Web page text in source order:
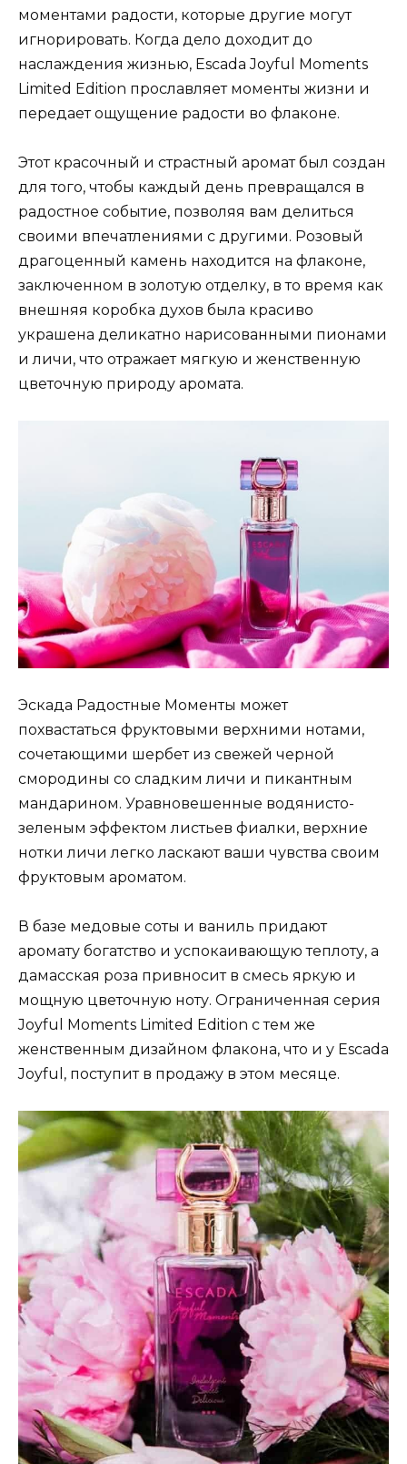
моментами радости, которые другие могут
игнорировать. Когда дело доходит до
наслаждения жизнью, Escada Joyful Moments
Limited Edition прославляет моменты жизни и
передает ощущение радости во флаконе.
Этот красочный и страстный аромат был создан
для того, чтобы каждый день превращался в
радостное событие, позволяя вам делиться
своими впечатлениями с другими. Розовый
драгоценный камень находится на флаконе,
заключенном в золотую отделку, в то время как
внешняя коробка духов была красиво
украшена деликатно нарисованными пионами
и личи, что отражает мягкую и женственную
цветочную природу аромата.
Эскада Радостные Моменты может
похвастаться фруктовыми верхними нотами,
сочетающими шербет из свежей черной
смородины со сладким личи и пикантным
мандарином. Уравновешенные водянисто-
зеленым эффектом листьев фиалки, верхние
нотки личи легко ласкают ваши чувства своим
фруктовым ароматом.
В базе медовые соты и ваниль придают
аромату богатство и успокаивающую теплоту, а
дамасская роза привносит в смесь яркую и
мощную цветочную ноту. Ограниченная серия
Joyful Moments Limited Edition с тем же
женственным дизайном флакона, что и у Escada
Joyful, поступит в продажу в этом месяце.